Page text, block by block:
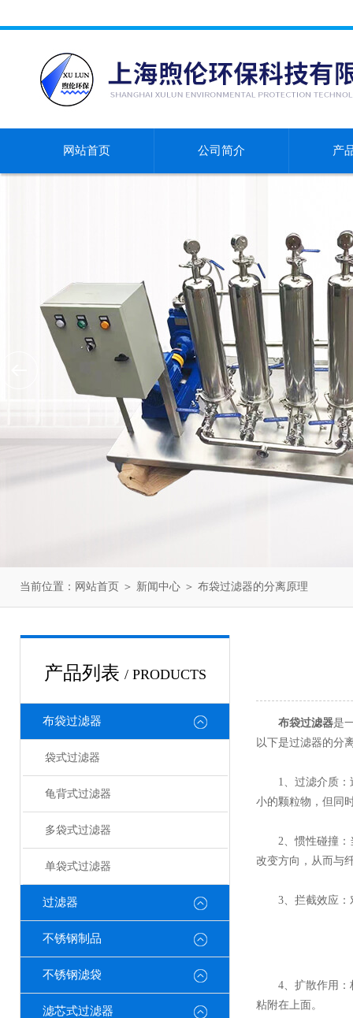
网站首页 公司简介 产
当前位置： 网站首页 ＞ 新闻中心 ＞ 布袋过滤器的分离原理
产品列表 / PRODUCTS
布袋过滤器
袋式过滤器
龟背式过滤器
多袋式过滤器
单袋式过滤器
过滤器
不锈钢制品
不锈钢滤袋
滤芯式过滤器
布袋过滤器是
以下是过滤器的分
1、过滤介质：过
小的颗粒物，但同
2、惯性碰撞：当
改变方向，从而与
3、拦截效应：对
4、扩散作用：极
粘附在上面。